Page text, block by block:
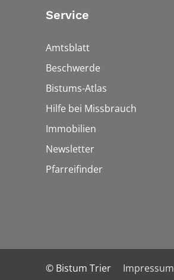
Service
Amtsblatt
Beschwerde
Bistums-Atlas
Hilfe bei Missbrauch
Immobilien
Newsletter
Pfarreifinder
© Bistum Trier Impressum